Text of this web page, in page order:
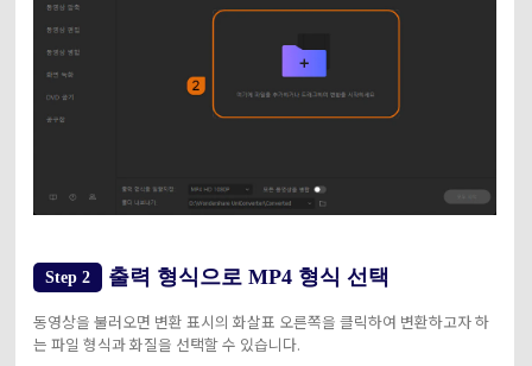
Step 2 출력 형식으로 MP4 형식 선택
동영상을 불러오면 변환 표시의 화살표 오른쪽을 클릭하여 변환하고자 하
는 파일 형식과 화질을 선택할 수 있습니다.